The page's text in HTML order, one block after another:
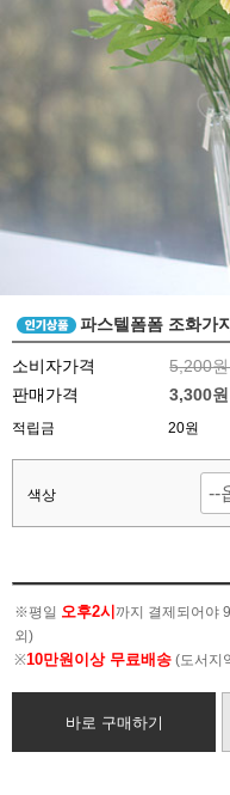
파스텔폼폼 조화가
소비자가격 5,200
판매가격
3,300원
적립금 20원
색상
※평일 오후2시 까지 결제되어야
외)
※10만원이상 무료배송 (도서지
바로 구매하기